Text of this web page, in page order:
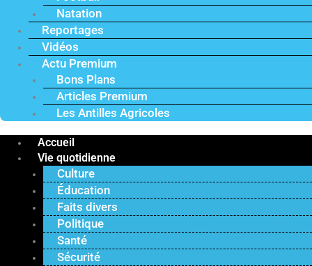
Natation
Reportages
Vidéos
Actu Premium
Bons Plans
Articles Premium
Les Antilles Agricoles
Accueil
Vie quotidienne
Culture
Éducation
Faits divers
Politique
Santé
Sécurité